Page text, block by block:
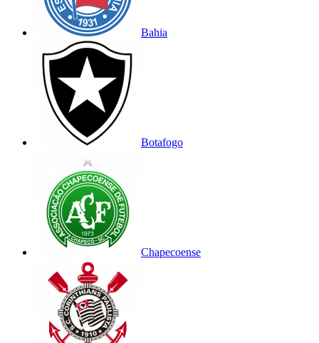
Bahia
Botafogo
Chapecoense